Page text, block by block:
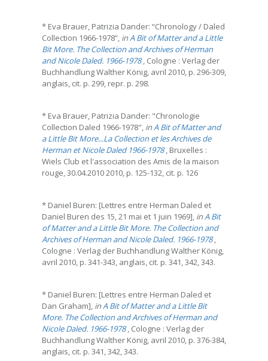
* Eva Brauer, Patrizia Dander: “Chronology / Daled
Collection 1966-1978”, inA Bit of Matter and a Little
Bit More. The Collection and Archives of Herman
and Nicole Daled. 1966-1978, Cologne : Verlag der
Buchhandlung Walther König, avril 2010, p. 296-309,
anglais, cit. p. 299, repr. p. 298.
* Eva Brauer, Patrizia Dander: "Chronologie
Collection Daled 1966-1978", inA Bit of Matter and
a Little Bit More...La Collection et les Archives de
Herman et Nicole Daled 1966-1978, Bruxelles :
Wiels Club et l'association des Amis de la maison
rouge, 30.04.2010 2010, p. 125-132, cit. p. 126
* Daniel Buren: [Lettres entre Herman Daled et
Daniel Buren des 15, 21 mai et 1 juin 1969], inA Bit
of Matter and a Little Bit More. The Collection and
Archives of Herman and Nicole Daled. 1966-1978,
Cologne : Verlag der Buchhandlung Walther König,
avril 2010, p. 341-343, anglais, cit. p. 341, 342, 343.
* Daniel Buren: [Lettres entre Herman Daled et
Dan Graham], inA Bit of Matter and a Little Bit
More. The Collection and Archives of Herman and
Nicole Daled. 1966-1978, Cologne : Verlag der
Buchhandlung Walther König, avril 2010, p. 376-384,
anglais, cit. p. 341, 342, 343.